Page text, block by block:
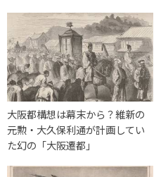
大阪都構想は幕末から？維新の
元勲・大久保利通が計画してい
た幻の「大阪遷都」